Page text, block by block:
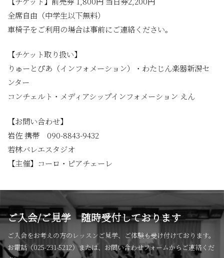
全席自由（中学生以下無料）
車椅子をご利用の場合は事前にご連絡ください。
【チケット取り扱い】
りゅーとぴあ（インフォメーション）・わたじん楽器新潟セ
ンター
コンチェルト・メディアシップインフォメーション えん
【お問い合わせ】
岩佐 携帯 090-8843-9432
若林バレエスタジオ
【主催】コーロ・ピアチェーレ
ご入会/ご見学 随時受付しております
ご入会をお考えの方のレッスンご見学、ご体験も受け付けております。
お電話（025-231-5212）または、お問い合わせフォームからご連絡くだ